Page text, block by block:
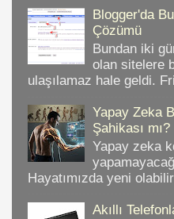
Blogger'da
Çözümü
Bundan iki
olan sitelere
ulaşılamaz hale geldi.
Yapay Zeka
Şahikası mı?
Yapay zeka
Hayatımızda yeni
Akıllı